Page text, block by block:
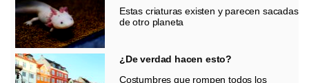
Estas criaturas existen y parecen sacadas
de otro planeta
¿De verdad hacen esto?
Costumbres que rompen todos los